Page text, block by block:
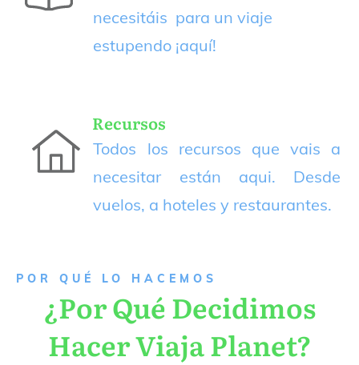
necesitáis para un viaje
estupendo ¡aquí!
Recursos
Todos los recursos que vais a
necesitar están aqui. Desde
vuelos, a hoteles y restaurantes.
P OR QUÉ LO HACEMOS
¿Por Qué Decidimos
Hacer Viaja Planet?